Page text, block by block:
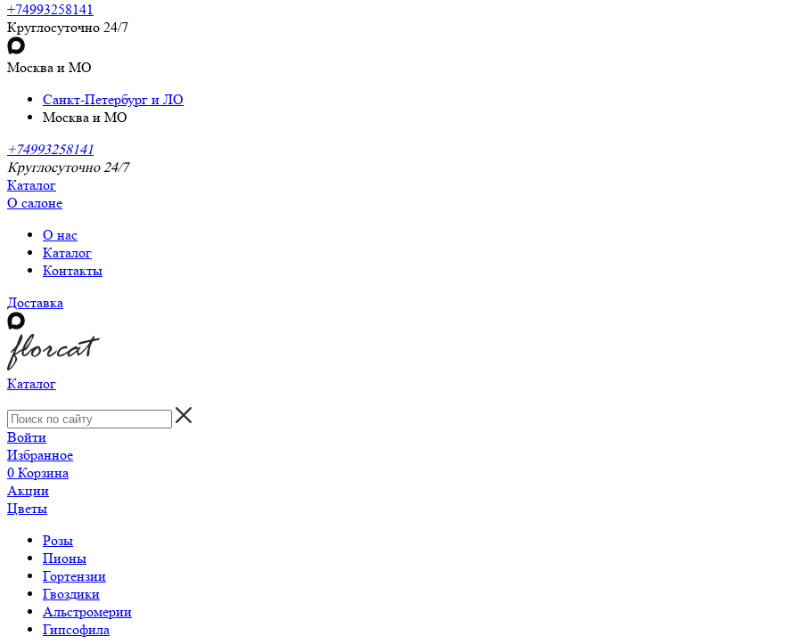
+74993258141
Круглосуточно 24/7
Москва и МО
Санкт-Петербург и ЛО
Москва и МО
+74993258141
Круглосуточно 24/7
Каталог
О салоне
О нас
Каталог
Контакты
Доставка
Каталог
Войти
Избранное
0 Корзина
Акции
Цветы
Розы
Пионы
Гортензии
Гвоздики
Альстромерии
Гипсофила